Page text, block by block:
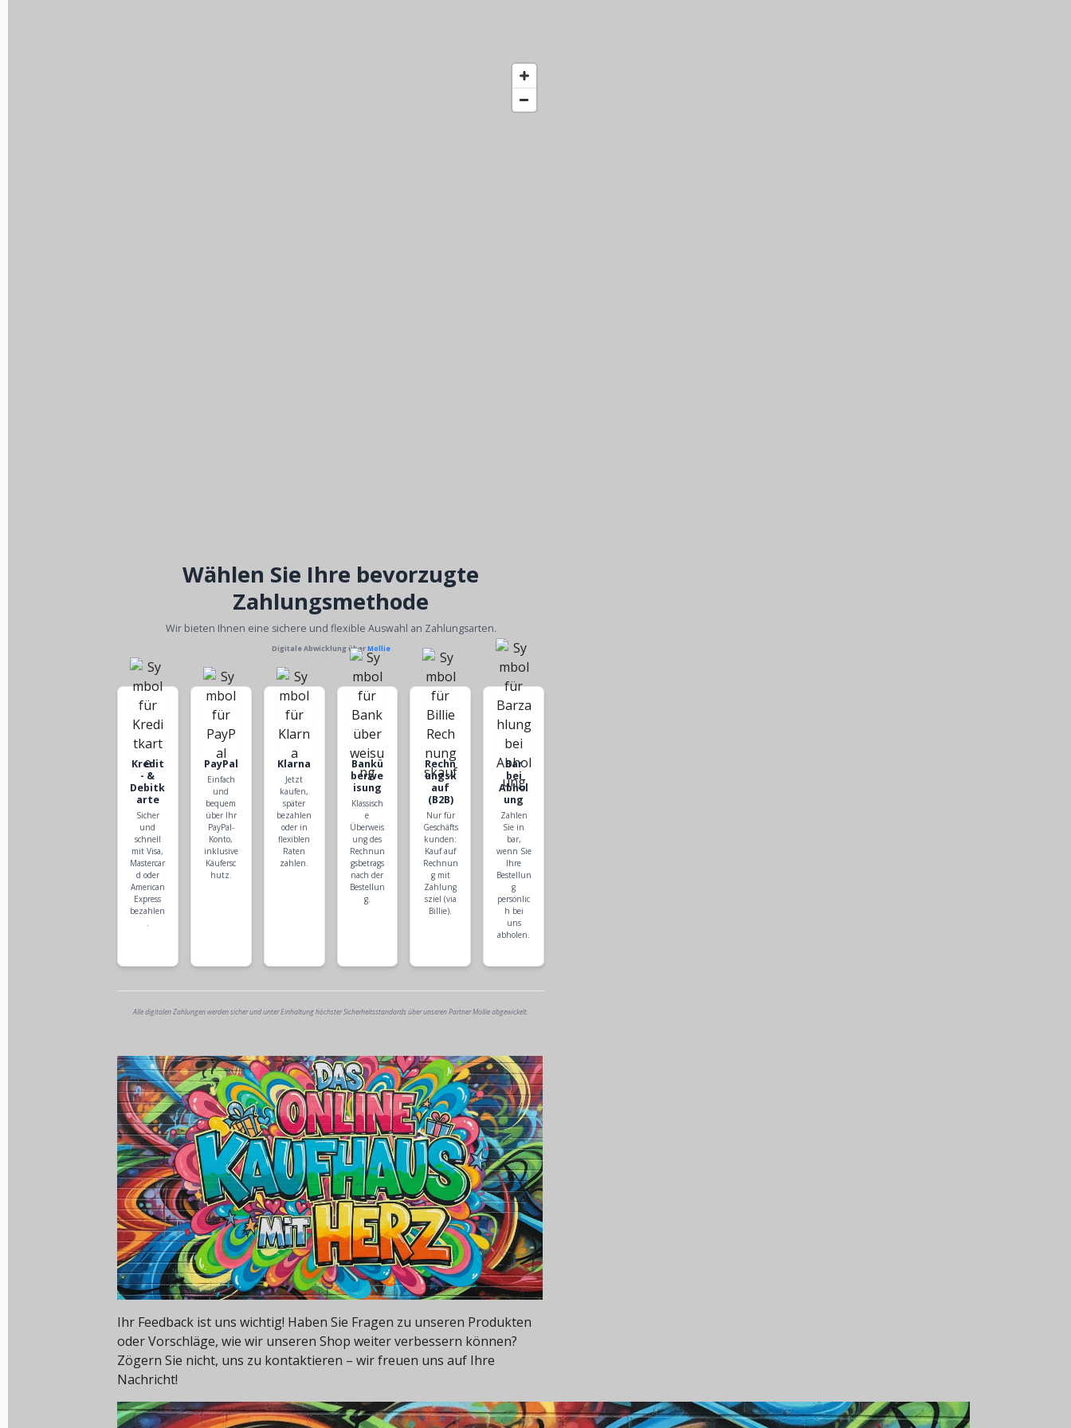
Wählen Sie Ihre bevorzugte
Zahlungsmethode
Wir bieten Ihnen eine sichere und flexible Auswahl an Zahlungsarten.
Digitale Abwicklung überMollie
Kredit
- &
Debitk
arte
Sicher
und
schnell
mit Visa,
Mastercar
d oder
American
Express
bezahlen
.
PayPal
Einfach
und
bequem
über Ihr
PayPal-
Konto,
inklusive
Käufersc
hutz.
Klarna
Jetzt
kaufen,
später
bezahlen
oder in
flexiblen
Raten
zahlen.
Bankü
berwe
isung
Klassisch
e
Überweis
ung des
Rechnun
gsbetrags
nach der
Bestellun
g.
Rechn
ungsk
auf
(B2B)
Nur für
Geschäfts
kunden:
Kauf auf
Rechnun
g mit
Zahlung
sziel (via
Billie).
Bar
bei
Abhol
ung
Zahlen
Sie in
bar,
wenn Sie
Ihre
Bestellun
g
persönlic
h bei
uns
abholen.
Alle digitalen Zahlungen werden sicher und unter Einhaltung höchster Sicherheitsstandards über unseren Partner Mollie abgewickelt.
Ihr Feedback ist uns wichtig! Haben Sie Fragen zu unseren Produkten
oder Vorschläge, wie wir unseren Shop weiter verbessern können?
Zögern Sie nicht, uns zu kontaktieren – wir freuen uns auf Ihre
Nachricht!